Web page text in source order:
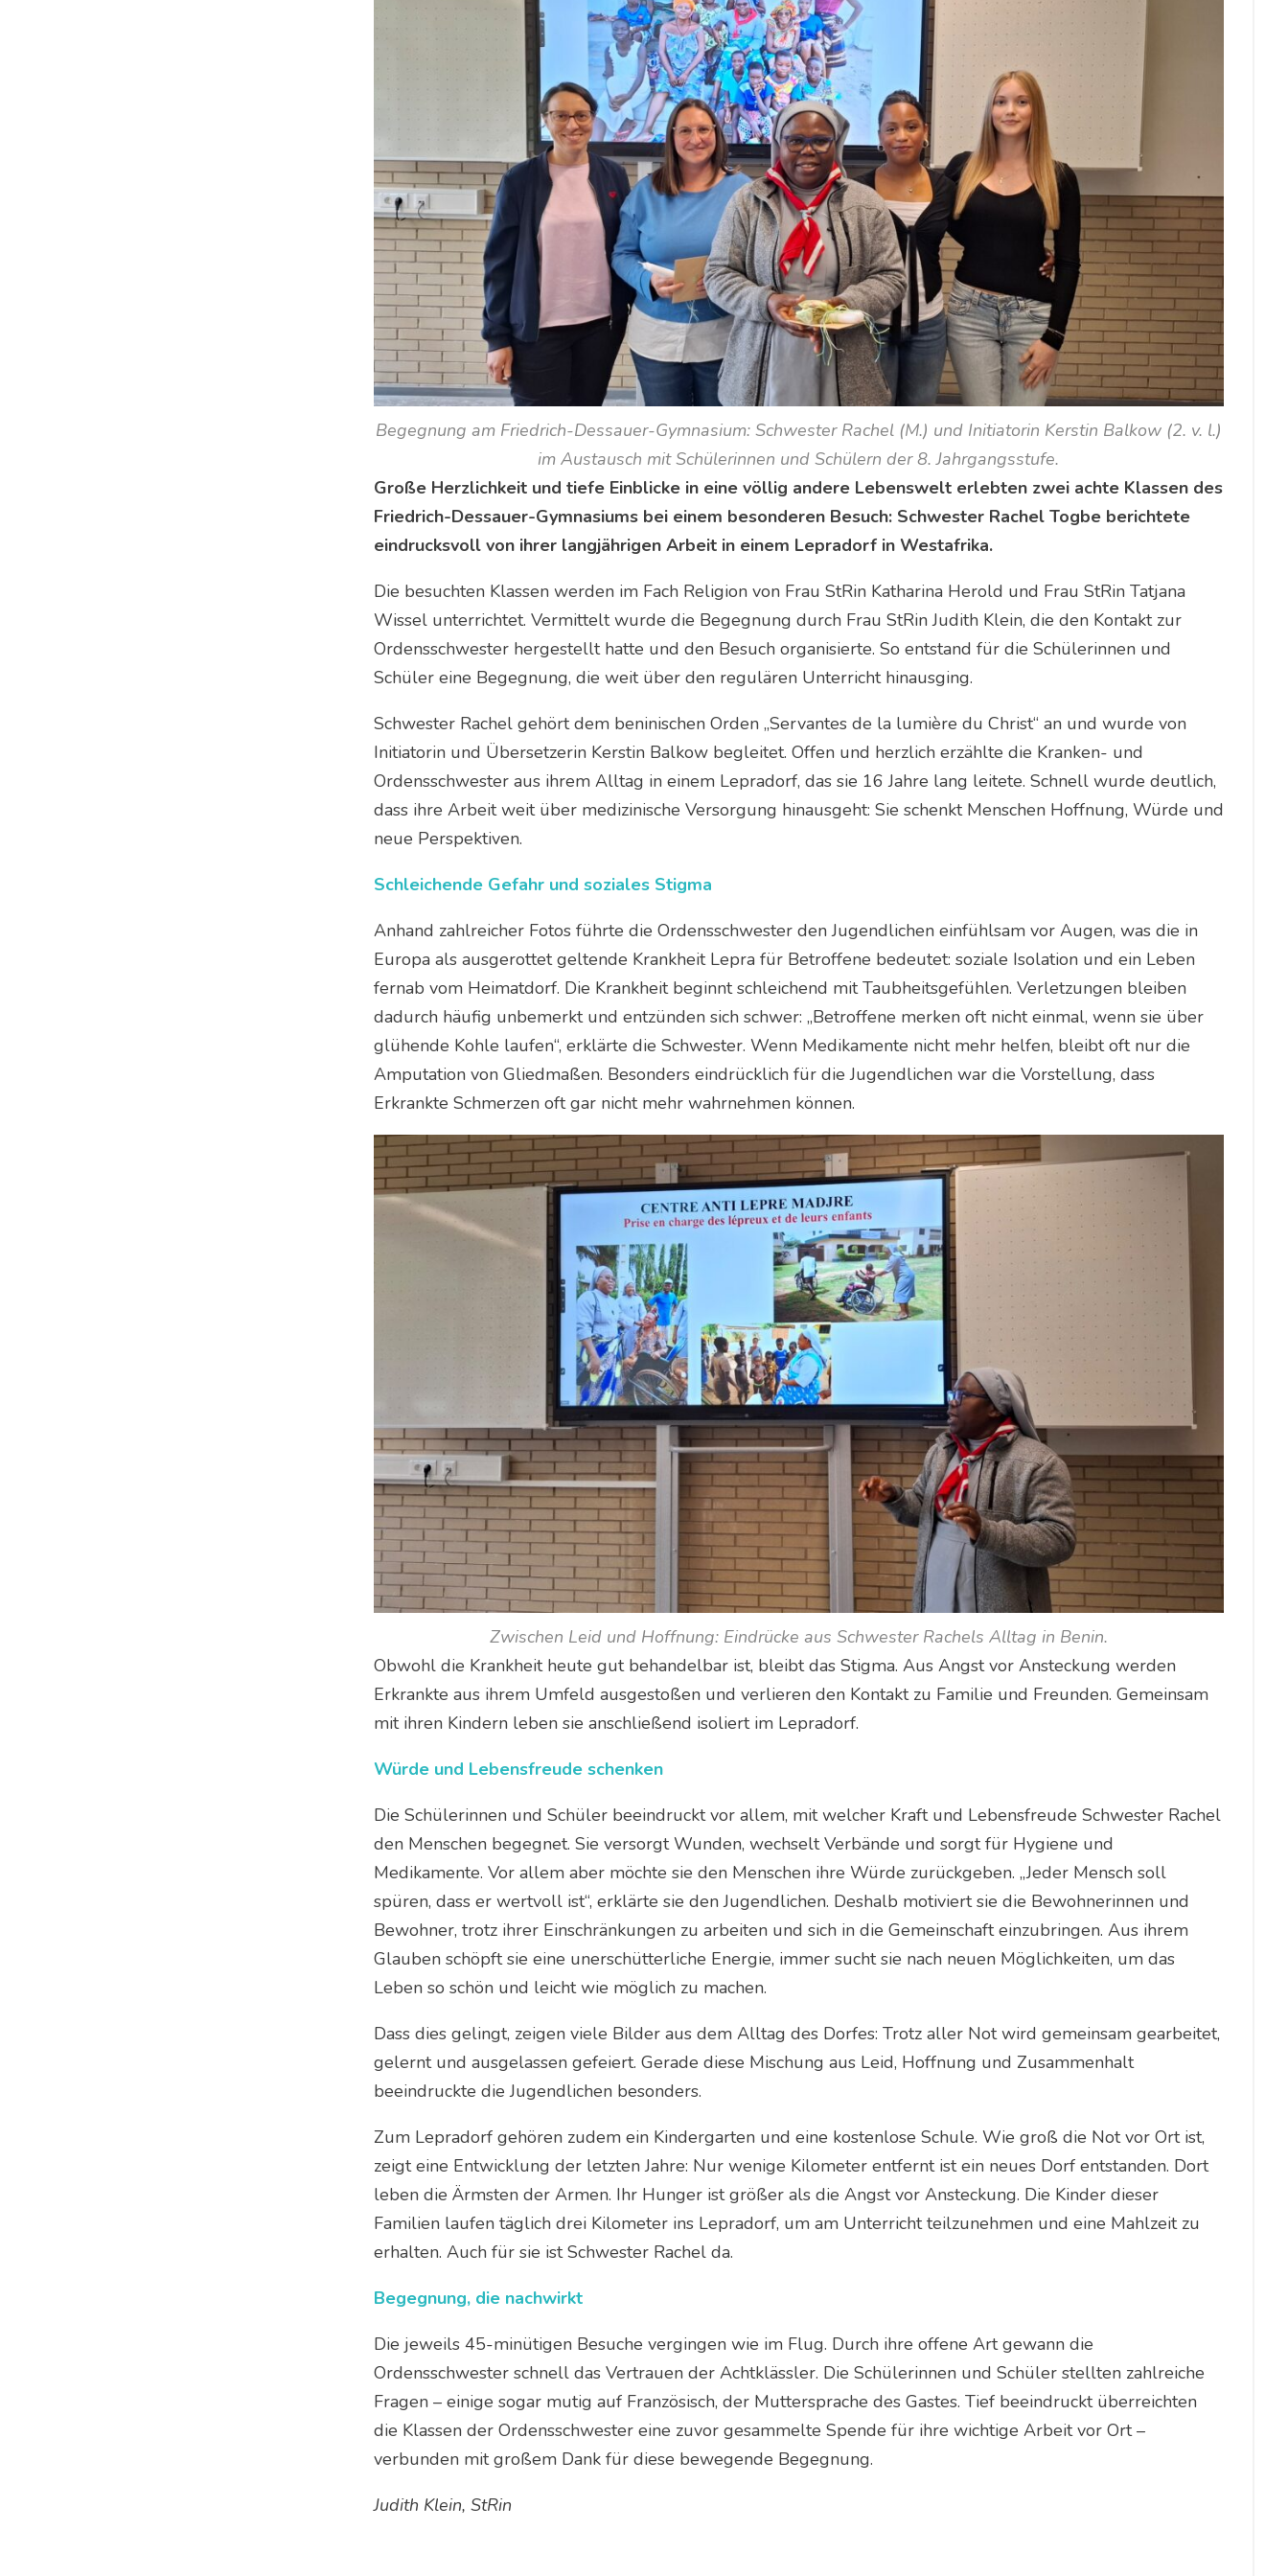
Begegnung am Friedrich-Dessauer-Gymnasium: Schwester Rachel (M.) und Initiatorin Kerstin Balkow (2. v. l.)
im Austausch mit Schülerinnen und Schülern der 8. Jahrgangsstufe.
Große Herzlichkeit und tiefe Einblicke in eine völlig andere Lebenswelt erlebten zwei achte Klassen des
Friedrich-Dessauer-Gymnasiums bei einem besonderen Besuch: Schwester Rachel Togbe berichtete
eindrucksvoll von ihrer langjährigen Arbeit in einem Lepradorf in Westafrika.
Die besuchten Klassen werden im Fach Religion von Frau StRin Katharina Herold und Frau StRin Tatjana
Wissel unterrichtet. Vermittelt wurde die Begegnung durch Frau StRin Judith Klein, die den Kontakt zur
Ordensschwester hergestellt hatte und den Besuch organisierte. So entstand für die Schülerinnen und
Schüler eine Begegnung, die weit über den regulären Unterricht hinausging.
Schwester Rachel gehört dem beninischen Orden „Servantes de la lumière du Christ“ an und wurde von
Initiatorin und Übersetzerin Kerstin Balkow begleitet. Offen und herzlich erzählte die Kranken- und
Ordensschwester aus ihrem Alltag in einem Lepradorf, das sie 16 Jahre lang leitete. Schnell wurde deutlich,
dass ihre Arbeit weit über medizinische Versorgung hinausgeht: Sie schenkt Menschen Hoffnung, Würde und
neue Perspektiven.
Schleichende Gefahr und soziales Stigma
Anhand zahlreicher Fotos führte die Ordensschwester den Jugendlichen einfühlsam vor Augen, was die in
Europa als ausgerottet geltende Krankheit Lepra für Betroffene bedeutet: soziale Isolation und ein Leben
fernab vom Heimatdorf. Die Krankheit beginnt schleichend mit Taubheitsgefühlen. Verletzungen bleiben
dadurch häufig unbemerkt und entzünden sich schwer: „Betroffene merken oft nicht einmal, wenn sie über
glühende Kohle laufen“, erklärte die Schwester. Wenn Medikamente nicht mehr helfen, bleibt oft nur die
Amputation von Gliedmaßen. Besonders eindrücklich für die Jugendlichen war die Vorstellung, dass
Erkrankte Schmerzen oft gar nicht mehr wahrnehmen können.
Zwischen Leid und Hoffnung: Eindrücke aus Schwester Rachels Alltag in Benin.
Obwohl die Krankheit heute gut behandelbar ist, bleibt das Stigma. Aus Angst vor Ansteckung werden
Erkrankte aus ihrem Umfeld ausgestoßen und verlieren den Kontakt zu Familie und Freunden. Gemeinsam
mit ihren Kindern leben sie anschließend isoliert im Lepradorf.
Würde und Lebensfreude schenken
Die Schülerinnen und Schüler beeindruckt vor allem, mit welcher Kraft und Lebensfreude Schwester Rachel
den Menschen begegnet. Sie versorgt Wunden, wechselt Verbände und sorgt für Hygiene und
Medikamente. Vor allem aber möchte sie den Menschen ihre Würde zurückgeben. „Jeder Mensch soll
spüren, dass er wertvoll ist“, erklärte sie den Jugendlichen. Deshalb motiviert sie die Bewohnerinnen und
Bewohner, trotz ihrer Einschränkungen zu arbeiten und sich in die Gemeinschaft einzubringen. Aus ihrem
Glauben schöpft sie eine unerschütterliche Energie, immer sucht sie nach neuen Möglichkeiten, um das
Leben so schön und leicht wie möglich zu machen.
Dass dies gelingt, zeigen viele Bilder aus dem Alltag des Dorfes: Trotz aller Not wird gemeinsam gearbeitet,
gelernt und ausgelassen gefeiert. Gerade diese Mischung aus Leid, Hoffnung und Zusammenhalt
beeindruckte die Jugendlichen besonders.
Zum Lepradorf gehören zudem ein Kindergarten und eine kostenlose Schule. Wie groß die Not vor Ort ist,
zeigt eine Entwicklung der letzten Jahre: Nur wenige Kilometer entfernt ist ein neues Dorf entstanden. Dort
leben die Ärmsten der Armen. Ihr Hunger ist größer als die Angst vor Ansteckung. Die Kinder dieser
Familien laufen täglich drei Kilometer ins Lepradorf, um am Unterricht teilzunehmen und eine Mahlzeit zu
erhalten. Auch für sie ist Schwester Rachel da.
Begegnung, die nachwirkt
Die jeweils 45-minütigen Besuche vergingen wie im Flug. Durch ihre offene Art gewann die
Ordensschwester schnell das Vertrauen der Achtklässler. Die Schülerinnen und Schüler stellten zahlreiche
Fragen – einige sogar mutig auf Französisch, der Muttersprache des Gastes. Tief beeindruckt überreichten
die Klassen der Ordensschwester eine zuvor gesammelte Spende für ihre wichtige Arbeit vor Ort –
verbunden mit großem Dank für diese bewegende Begegnung.
Judith Klein, StRin